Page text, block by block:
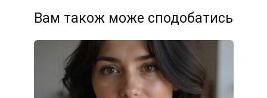
Вам також може сподобатись